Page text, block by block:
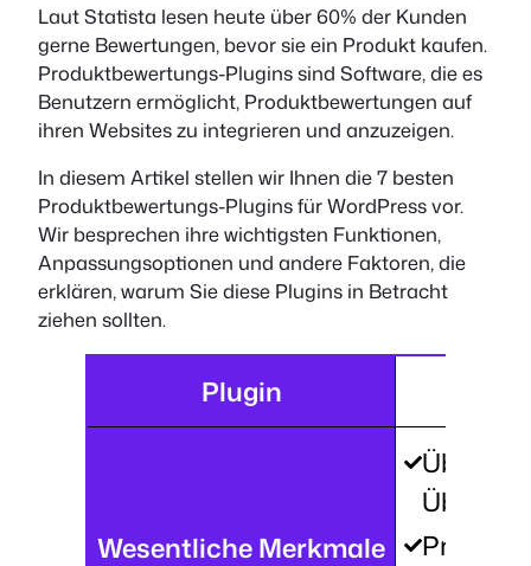
Laut Statista lesen heute über 60% der Kunden
gerne Bewertungen, bevor sie ein Produkt kaufen.
Produktbewertungs-Plugins sind Software, die es
Benutzern ermöglicht, Produktbewertungen auf
ihren Websites zu integrieren und anzuzeigen.
In diesem Artikel stellen wir Ihnen die 7 besten
Produktbewertungs-Plugins für WordPress vor.
Wir besprechen ihre wichtigsten Funktionen,
Anpassungsoptionen und andere Faktoren, die
erklären, warum Sie diese Plugins in Betracht
ziehen sollten.
Plugin
Wesentliche Merkmale
Pro/